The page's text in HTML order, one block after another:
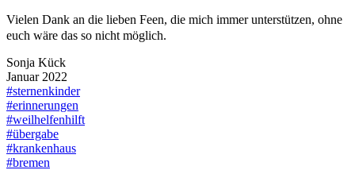
Vielen Dank an die lieben Feen, die mich immer unterstützen, ohne
euch wäre das so nicht möglich.
Sonja Kück
Januar 2022
#sternenkinder
#erinnerungen
#weilhelfenhilft
#übergabe
#krankenhaus
#bremen